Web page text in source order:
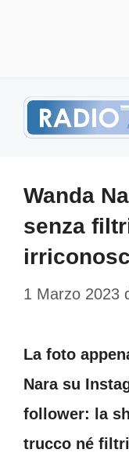
Wanda
senza
1 Marzo 2023
La foto
Nara su
follower: la
trucco né